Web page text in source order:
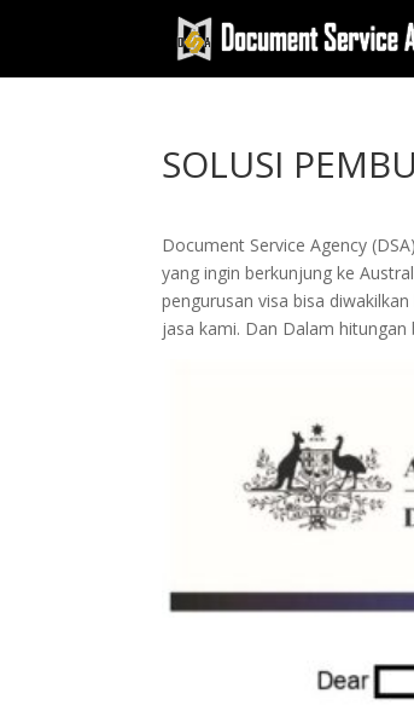
SOLUSI
Document Service Agency
yang ingin berkunjung ke
pengurusan visa bisa
jasa kami. Dan Dalam